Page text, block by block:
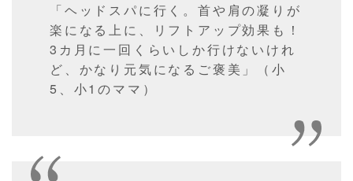
「ヘッドスパに行く。首や肩の凝りが
楽になる上に、リフトアップ効果も！
3カ月に一回くらいしか行けないけれ
ど、かなり元気になるご褒美」（小
5、小1のママ）